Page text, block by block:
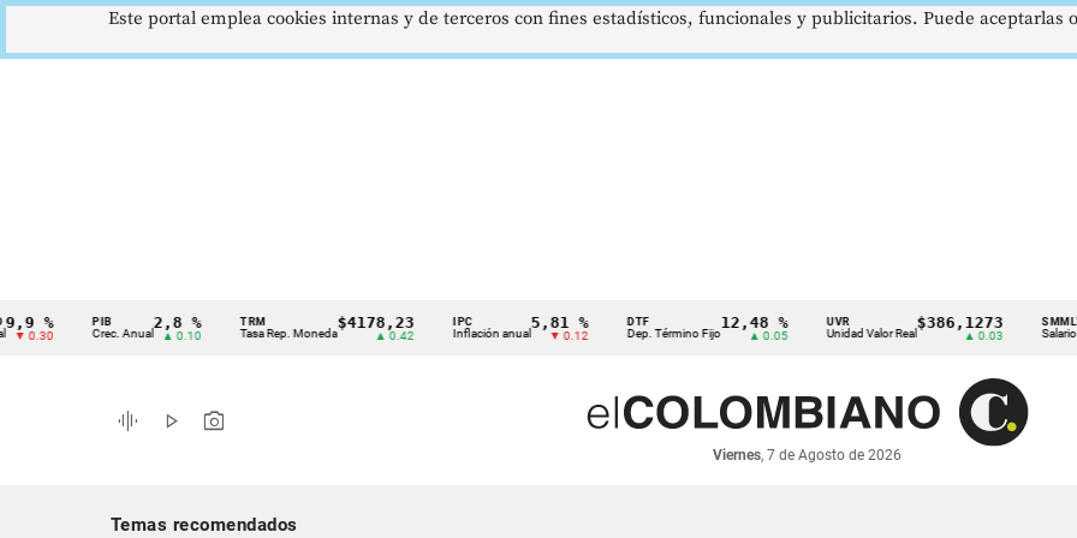
Cintillo
indicadores
económicos
PIB
Crec. Anual
2,8 %
▲ 0.10
TRM
Tasa Rep. Moneda
$4178,23
▲ 0.42
IPC
Inflación anual
5,81 %
▼ 0.12
DTF
Dep. Término Fijo
12,48 %
▲ 0.05
UVR
Unidad Valor Real
$386,1273
▲ 0.03
SMMLV
Salario Mínimo
graphic_eq play_arrow photo_camera
Viernes, 7 de Agosto de 2026
Temas recomendados
Este portal emplea cookies internas y de terceros con fines estadísticos, funcionales y publicitarios. Puede aceptarlas